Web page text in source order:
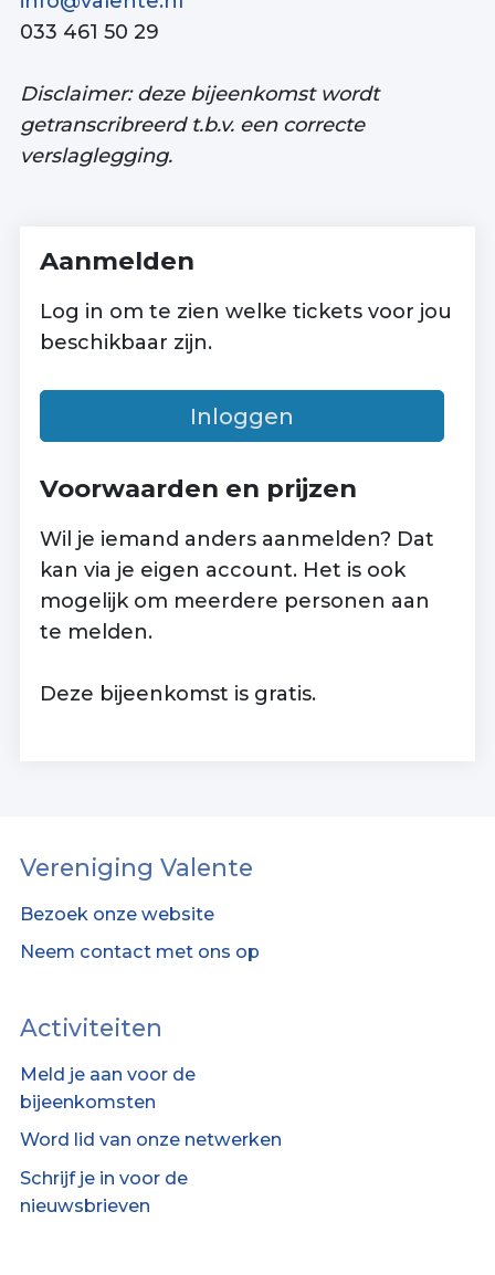
033 461 50 29
Disclaimer:deze bijeenkomst wordt
getranscribreerd t.b.v. een correcte
verslaglegging.
Aanmelden
Log in om te zien welke tickets voor jou
beschikbaar zijn.
Inloggen
Voorwaarden en prijzen
Wil je iemand anders aanmelden? Dat
kan via je eigen account. Het is ook
mogelijk om meerdere personen aan
te melden.
Deze bijeenkomst is gratis.
Vereniging Valente
Bezoek onze website
Neem contact met ons op
Activiteiten
Meld je aan voor de
bijeenkomsten
Word lid van onze netwerken
Schrijf je in voor de
nieuwsbrieven